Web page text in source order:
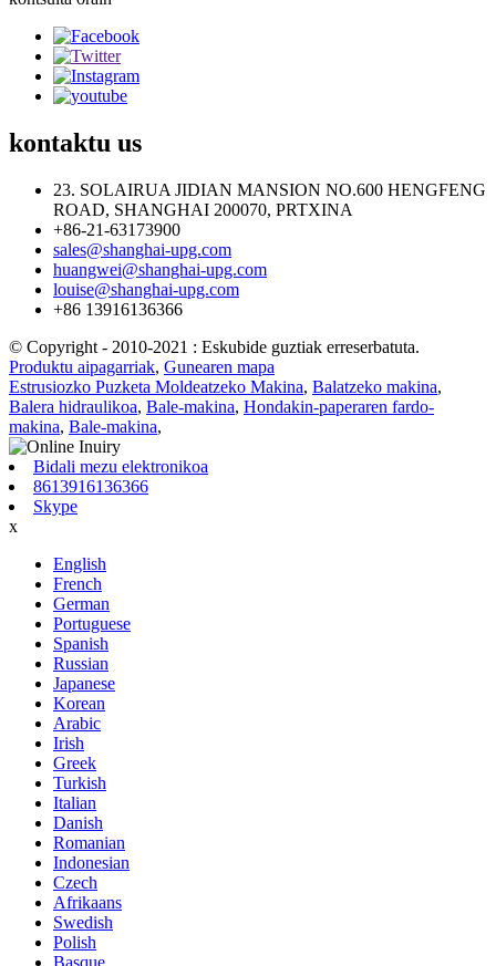
kontaktu us
23. SOLAIRUA JIDIAN MANSION NO.600 HENGFENG
ROAD, SHANGHAI 200070, PRTXINA
+86-21-63173900
sales@shanghai-upg.com
huangwei@shanghai-upg.com
louise@shanghai-upg.com
+86 13916136366
© Copyright - 2010-2021 : Eskubide guztiak erreserbatuta.
Produktu aipagarriak, Gunearen mapa
Estrusiozko Puzketa Moldeatzeko Makina, Balatzeko makina,
Balera hidraulikoa, Bale-makina, Hondakin-paperaren fardo-
makina, Bale-makina,
Bidali mezu elektronikoa
8613916136366
Skype
x
English
French
German
Portuguese
Spanish
Russian
Japanese
Korean
Arabic
Irish
Greek
Turkish
Italian
Danish
Romanian
Indonesian
Czech
Afrikaans
Swedish
Polish
Basque